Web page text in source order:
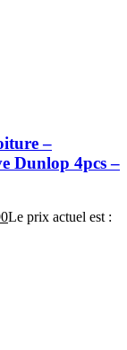
–
Dunlop 4pcs –
Le prix actuel est :